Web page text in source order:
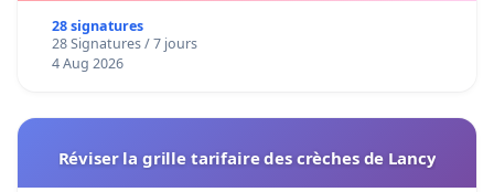
28 signatures
28 Signatures / 7 jours
4 Aug 2026
Réviser la grille tarifaire des crèches de Lancy